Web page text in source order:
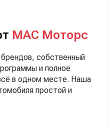
своего дела!
МАС Моторс
собственный
и полное
в одном месте. Наша
простой и